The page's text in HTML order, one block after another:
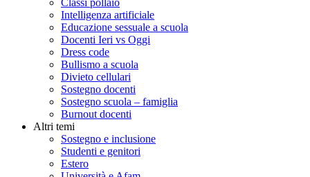
Classi pollaio
Intelligenza artificiale
Educazione sessuale a scuola
Docenti Ieri vs Oggi
Dress code
Bullismo a scuola
Divieto cellulari
Sostegno docenti
Sostegno scuola – famiglia
Burnout docenti
Altri temi
Sostegno e inclusione
Studenti e genitori
Estero